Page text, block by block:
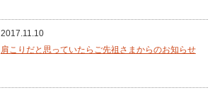
2017.11.10
肩こりだと思っていたらご先祖さまからのお知らせ